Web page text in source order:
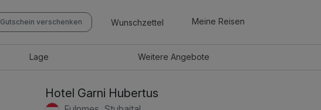
Gutschein verschenken Wunschzettel Meine Reisen
Lage WeitereAngebote
Hotel Garni Hubertus